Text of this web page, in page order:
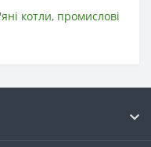
котли, промислові